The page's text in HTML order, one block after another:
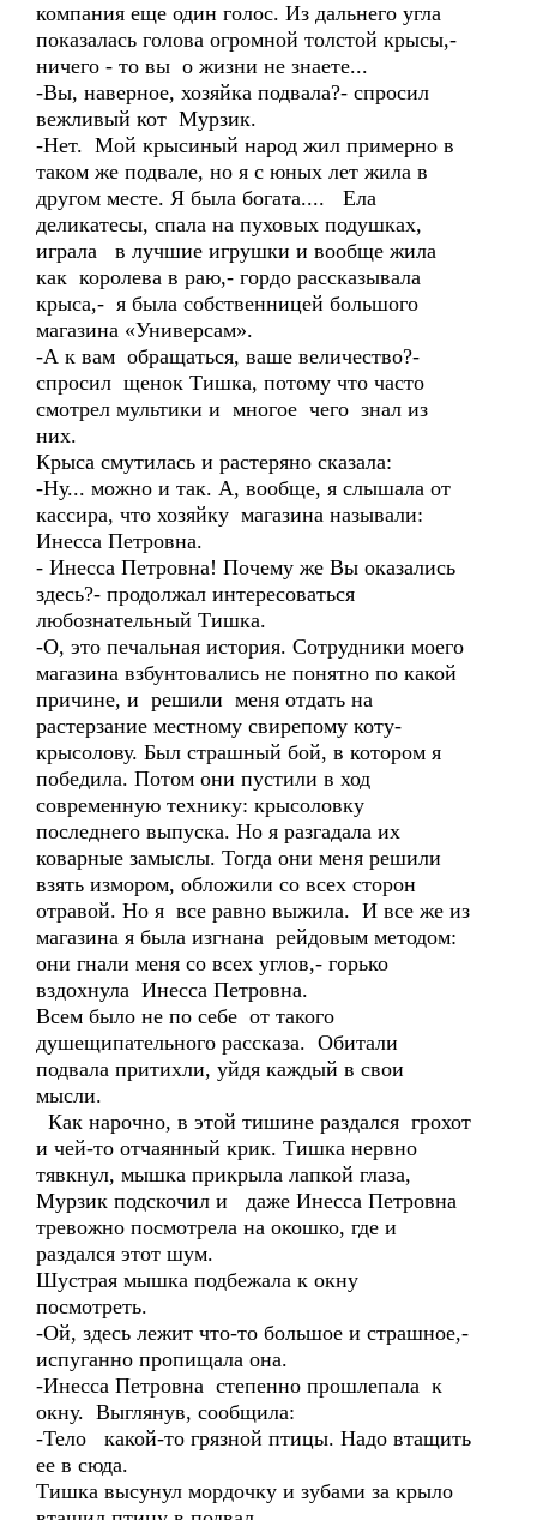
компания еще один голос. Из дальнего угла
показалась голова огромной толстой крысы,-
ничего - то вы о жизни не знаете...
-Вы, наверное, хозяйка подвала?- спросил
вежливый кот Мурзик.
-Нет. Мой крысиный народ жил примерно в
таком же подвале, но я с юных лет жила в
другом месте. Я была богата.... Ела
деликатесы, спала на пуховых подушках,
играла в лучшие игрушки и вообще жила
как королева в раю,- гордо рассказывала
крыса,- я была собственницей большого
магазина «Универсам».
-А к вам обращаться, ваше величество?-
спросил щенок Тишка, потому что часто
смотрел мультики и многое чего знал из
них.
Крыса смутилась и растеряно сказала:
-Ну... можно и так. А, вообще, я слышала от
кассира, что хозяйку магазина называли:
Инесса Петровна.
- Инесса Петровна! Почему же Вы оказались
здесь?- продолжал интересоваться
любознательный Тишка.
-О, это печальная история. Сотрудники моего
магазина взбунтовались не понятно по какой
причине, и решили меня отдать на
растерзание местному свирепому коту-
крысолову. Был страшный бой, в котором я
победила. Потом они пустили в ход
современную технику: крысоловку
последнего выпуска. Но я разгадала их
коварные замыслы. Тогда они меня решили
взять измором, обложили со всех сторон
отравой. Но я все равно выжила. И все же из
магазина я была изгнана рейдовым методом:
они гнали меня со всех углов,- горько
вздохнула Инесса Петровна.
Всем было не по себе от такого
душещипательного рассказа. Обитали
подвала притихли, уйдя каждый в свои
мысли.
Как нарочно, в этой тишине раздался грохот
и чей-то отчаянный крик. Тишка нервно
тявкнул, мышка прикрыла лапкой глаза,
Мурзик подскочил и даже Инесса Петровна
тревожно посмотрела на окошко, где и
раздался этот шум.
Шустрая мышка подбежала к окну
посмотреть.
-Ой, здесь лежит что-то большое и страшное,-
испуганно пропищала она.
-Инесса Петровна степенно прошлепала к
окну. Выглянув, сообщила:
-Тело какой-то грязной птицы. Надо втащить
ее в сюда.
Тишка высунул мордочку и зубами за крыло